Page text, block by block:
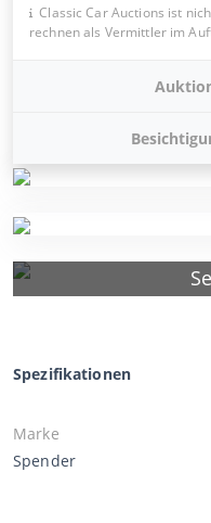
Classic Car Auctions ist
rechnen als Vermittler im
Spezifikationen
Marke
Spender